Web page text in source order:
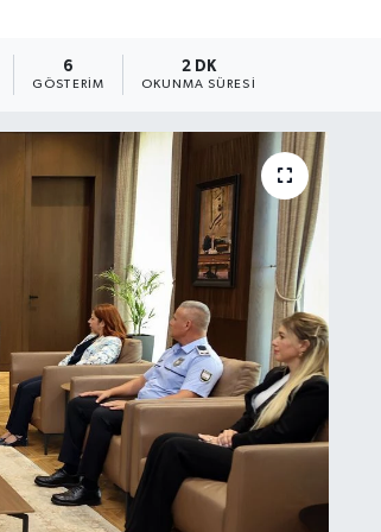
6
GÖSTERIM
2 DK
OKUNMA SÜRESI